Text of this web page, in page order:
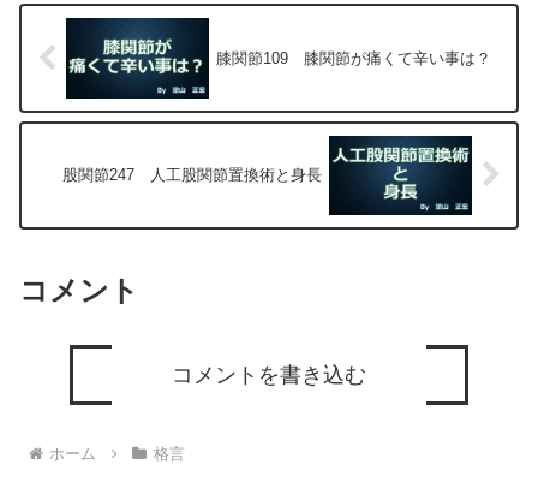
膝関節109 膝関節が痛くて辛い事は？
股関節247 人工股関節置換術と身長
コメント
コメントを書き込む
ホーム 格言